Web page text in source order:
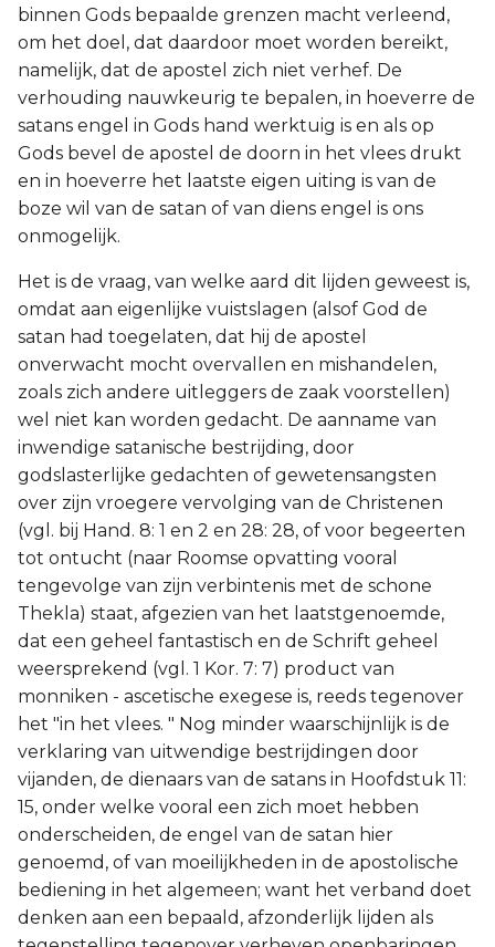
binnen Gods bepaalde grenzen macht verleend,
om het doel, dat daardoor moet worden bereikt,
namelijk, dat de apostel zich niet verhef. De
verhouding nauwkeurig te bepalen, in hoeverre de
satans engel in Gods hand werktuig is en als op
Gods bevel de apostel de doorn in het vlees drukt
en in hoeverre het laatste eigen uiting is van de
boze wil van de satan of van diens engel is ons
onmogelijk.
Het is de vraag, van welke aard dit lijden geweest is,
omdat aan eigenlijke vuistslagen (alsof God de
satan had toegelaten, dat hij de apostel
onverwacht mocht overvallen en mishandelen,
zoals zich andere uitleggers de zaak voorstellen)
wel niet kan worden gedacht. De aanname van
inwendige satanische bestrijding, door
godslasterlijke gedachten of gewetensangsten
over zijn vroegere vervolging van de Christenen
(vgl. bij Hand. 8: 1 en 2 en 28: 28, of voor begeerten
tot ontucht (naar Roomse opvatting vooral
tengevolge van zijn verbintenis met de schone
Thekla) staat, afgezien van het laatstgenoemde,
dat een geheel fantastisch en de Schrift geheel
weersprekend (vgl. 1 Kor. 7: 7) product van
monniken - ascetische exegese is, reeds tegenover
het "in het vlees. " Nog minder waarschijnlijk is de
verklaring van uitwendige bestrijdingen door
vijanden, de dienaars van de satans in Hoofdstuk 11:
15, onder welke vooral een zich moet hebben
onderscheiden, de engel van de satan hier
genoemd, of van moeilijkheden in de apostolische
bediening in het algemeen; want het verband doet
denken aan een bepaald, afzonderlijk lijden als